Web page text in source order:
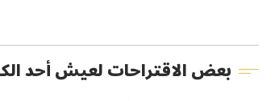
بعض الاقتراحات لعيش أحد